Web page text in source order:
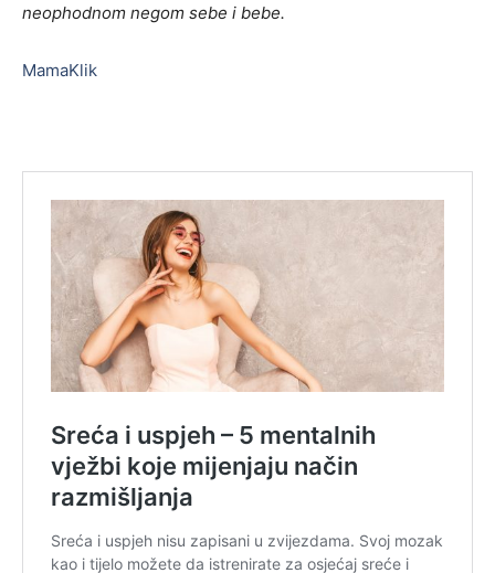
neophodnom negom sebe i bebe.
MamaKlik